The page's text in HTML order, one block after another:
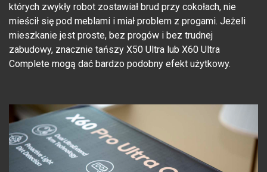
których zwykły robot zostawiał brud przy cokołach, nie
mieścił się pod meblami i miał problem z progami. Jeżeli
mieszkanie jest proste, bez progów i bez trudnej
zabudowy, znacznie tańszy X50 Ultra lub X60 Ultra
Complete mogą dać bardzo podobny efekt użytkowy.